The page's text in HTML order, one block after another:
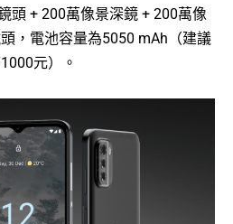
頭 + 200萬像景深鏡 + 200萬像
，電池容量為5050 mAh（建議
元）。